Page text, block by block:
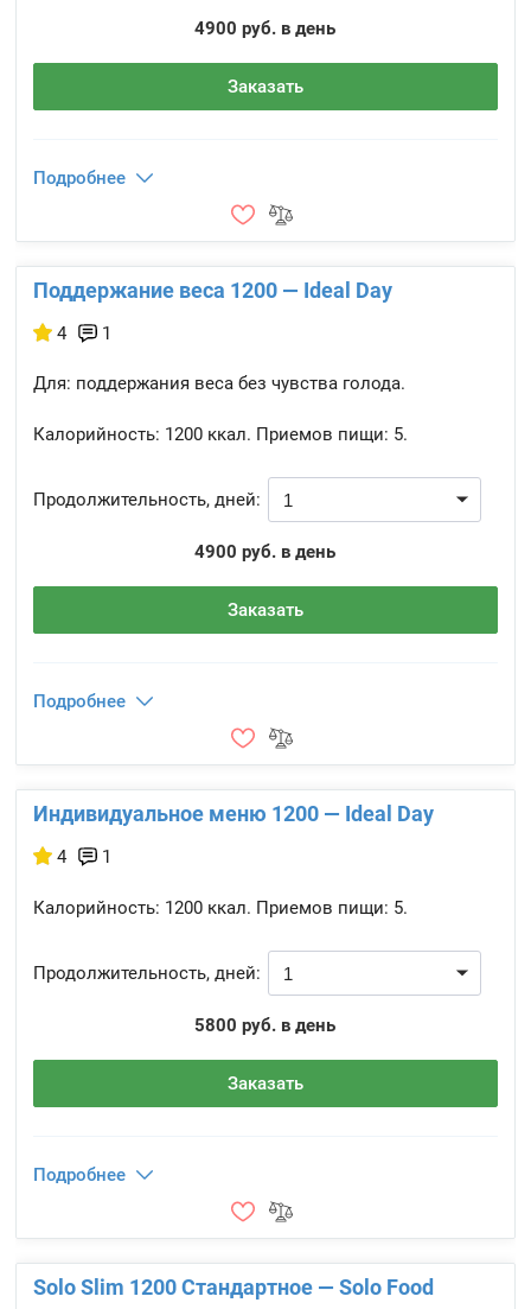
4900 руб. в день
Заказать
Подробнее
Поддержание веса 1200 — Ideal Day
4 1
Для: поддержания веса без чувства голода.
Калорийность: 1200 ккал. Приемов пищи: 5.
Продолжительность, дней:
4900 руб. в день
Заказать
Подробнее
Индивидуальное меню 1200 — Ideal Day
4 1
Калорийность: 1200 ккал. Приемов пищи: 5.
Продолжительность, дней:
5800 руб. в день
Заказать
Подробнее
Solo Slim 1200 Стандартное — Solo Food